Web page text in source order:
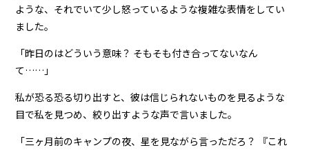
ような、それでいて少し怒っているような複雑な表情をしてい
ました。
「昨日のはどういう意味？ そもそも付き合ってないなん
て……」
私が恐る恐る切り出すと、彼は信じられないものを見るような
目で私を見つめ、絞り出すような声で言いました。
「三ヶ月前のキャンプの夜、星を見ながら言っただろ？ 『これ